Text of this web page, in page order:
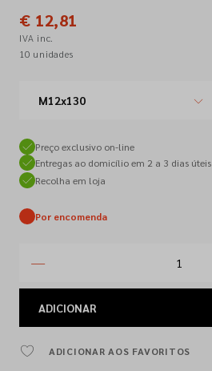
€ 12,81
IVA inc.
10 unidades
M12x130
Preço exclusivo on-line
Entregas ao domicílio em 2 a 3 dias úteis
Recolha em loja
Por encomenda
ADICIONAR
ADICIONAR AOS FAVORITOS